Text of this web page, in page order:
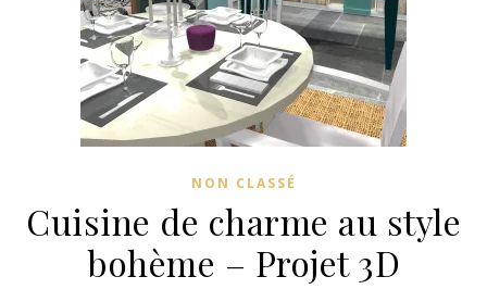
NON CLASSÉ
Cuisine de charme au style
bohème – Projet 3D